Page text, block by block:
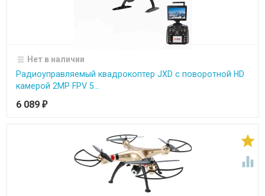
Нет в наличии
Радиоуправляемый квадрокоптер JXD с поворотной HD
камерой 2MP FPV 5...
6 089 ₽

